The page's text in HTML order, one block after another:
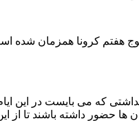
هفتم کرونا همزمان
که می بایست در این
ها حضور داشته باشند تا از